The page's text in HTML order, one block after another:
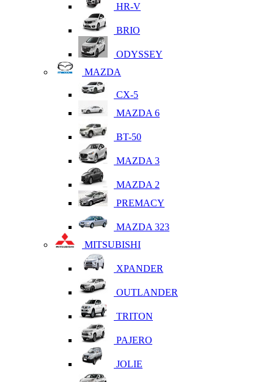
HR-V
BRIO
ODYSSEY
MAZDA
CX-5
MAZDA 6
BT-50
MAZDA 3
MAZDA 2
PREMACY
MAZDA 323
MITSUBISHI
XPANDER
OUTLANDER
TRITON
PAJERO
JOLIE